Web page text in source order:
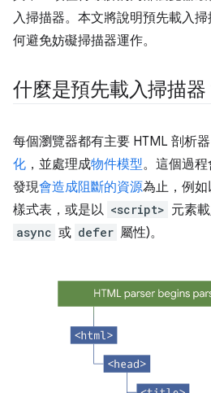
入掃描器。本文將說明預先載入
何避免妨礙掃描器運作。
什麼是預先載入掃描器
每個瀏覽器都有主要 HTML 剖析
化 ，並處理成物件模型。這個過
發現會造成阻斷的資源為止，例如
樣式表，或是以 <script> 元素
async 或 defer 屬性)。